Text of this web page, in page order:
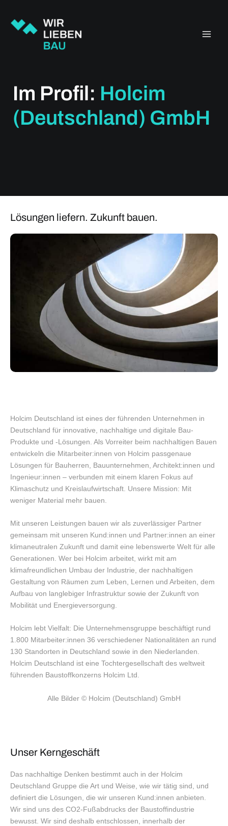
springen
Im Profil: Holcim
(Deutschland) GmbH
Lösungen liefern. Zukunft bauen.
Holcim Deutschland ist eines der führenden Unternehmen in
Deutschland für innovative, nachhaltige und digitale Bau-
Produkte und -Lösungen. Als Vorreiter beim nachhaltigen Bauen
entwickeln die Mitarbeiter:innen von Holcim passgenaue
Lösungen für Bauherren, Bauunternehmen, Architekt:innen und
Ingenieur:innen – verbunden mit einem klaren Fokus auf
Klimaschutz und Kreislaufwirtschaft. Unsere Mission: Mit
weniger Material mehr bauen.
Mit unseren Leistungen bauen wir als zuverlässiger Partner
gemeinsam mit unseren Kund:innen und Partner:innen an einer
klimaneutralen Zukunft und damit eine lebenswerte Welt für alle
Generationen. Wer bei Holcim arbeitet, wirkt mit am
klimafreundlichen Umbau der Industrie, der nachhaltigen
Gestaltung von Räumen zum Leben, Lernen und Arbeiten, dem
Aufbau von langlebiger Infrastruktur sowie der Zukunft von
Mobilität und Energieversorgung.
Holcim lebt Vielfalt: Die Unternehmensgruppe beschäftigt rund
1.800 Mitarbeiter:innen 36 verschiedener Nationalitäten an rund
130 Standorten in Deutschland sowie in den Niederlanden.
Holcim Deutschland ist eine Tochtergesellschaft des weltweit
führenden Baustoffkonzerns Holcim Ltd.
Alle Bilder © Holcim (Deutschland) GmbH
Unser Kerngeschäft
Das nachhaltige Denken bestimmt auch in der Holcim
Deutschland Gruppe die Art und Weise, wie wir tätig sind, und
definiert die Lösungen, die wir unseren Kund:innen anbieten.
Wir sind uns des CO2-Fußabdrucks der Baustoffindustrie
bewusst. Wir sind deshalb entschlossen, innerhalb der